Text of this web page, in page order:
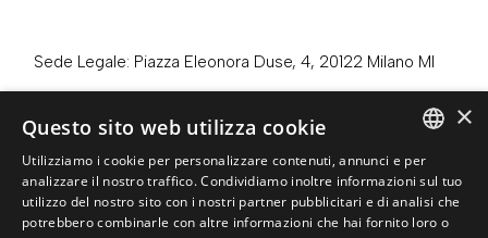
Sede Legale: Piazza Eleonora Duse, 4, 20122 Milano MI
Sede Operativa: Via Benedetto Giovanelli, 23, 38122
Trento TN
Telefono:0461 984100
Email:info@dallenogare.it
ITALIAN
ENGLISH
×
Questo sito web utilizza cookie
Utilizziamo i cookie per personalizzare contenuti, annunci e per
analizzare il nostro traffico. Condividiamo inoltre informazioni sul tuo
utilizzo del nostro sito con i nostri partner pubblicitari e di analisi che
potrebbero combinarle con altre informazioni che hai fornito loro o